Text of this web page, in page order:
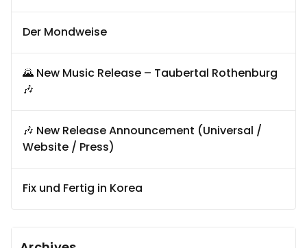
Der Mondweise
🌄 New Music Release – Taubertal Rothenburg
🎶
🎶 New Release Announcement (Universal /
Website / Press)
Fix und Fertig in Korea